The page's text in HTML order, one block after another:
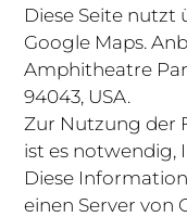
Diese Seite nutzt
Google Maps.
Amphitheatre
94043, USA.
Zur Nutzung der
ist es notwendig,
Diese
einen Server von